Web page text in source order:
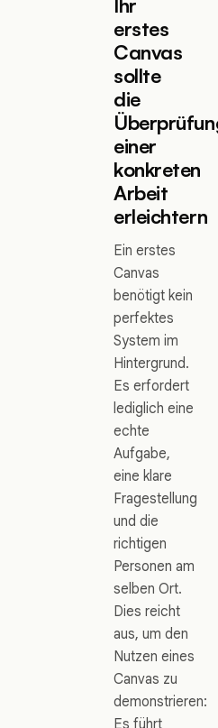
Ihr
erstes
Canvas
sollte
die
einer
konkreten
Arbeit
erleichtern
Ein erstes
Canvas
benötigt kein
perfektes
System im
Hintergrund.
Es erfordert
lediglich eine
echte
Aufgabe,
eine klare
Fragestellung
und die
richtigen
Personen am
selben Ort.
Dies reicht
aus, um den
Nutzen eines
Canvas zu
demonstrieren:
Es führt